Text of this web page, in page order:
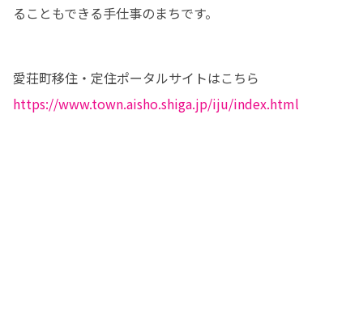
ることもできる手仕事のまちです。
https://www.town.aisho.shiga.jp/iju/index.html